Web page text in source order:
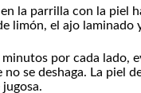
la parrilla con la piel
limón, el ajo laminado
por cada lado,
no se deshaga. La piel